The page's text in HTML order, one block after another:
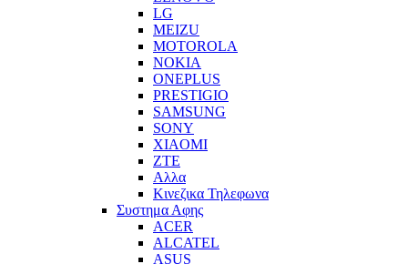
LG
MEIZU
MOTOROLA
NOKIA
ONEPLUS
PRESTIGIO
SAMSUNG
SONY
XIAOMI
ZTE
Αλλα
Κινεζικα Τηλεφωνα
Συστημα Αφης
ACER
ALCATEL
ASUS